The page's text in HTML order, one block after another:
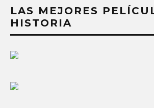
LAS MEJORES
HISTORIA